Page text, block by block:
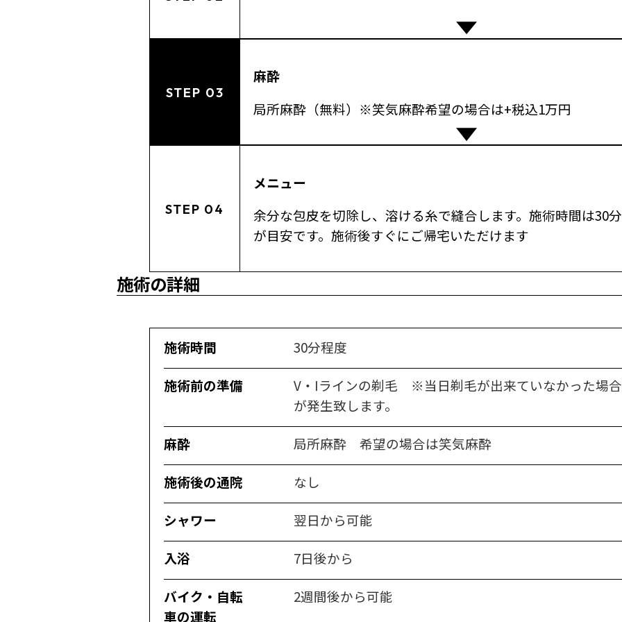
STEP 03
麻酔
局所麻酔（無料）※笑気麻酔希望の場合は+税込1万円
STEP 04
メニュー
余分な包皮を切除し、溶ける糸で縫合します。施術時間は30
が目安です。施術後すぐにご帰宅いただけます
施術の詳細
施術時間 30分程度
施術前の準備
V・Iラインの剃毛 ※当日剃毛が出来ていなかった場
が発生致します。
麻酔 局所麻酔 希望の場合は笑気麻酔
施術後の通院 なし
シャワー 翌日から可能
入浴 7日後から
バイク・自転
車の運転
2週間後から可能